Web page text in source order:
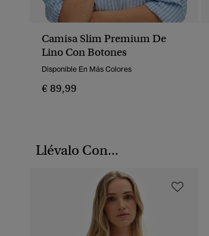
Camisa Slim Premium De
Lino Con Botones
Disponible En Más Colores
€ 89,99
Llévalo Con...